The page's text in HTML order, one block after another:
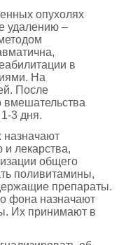
опухолях
удалению –
в
На
После
вмешательства
3 дня.
назначают
лекарства,
общего
поливитамины,
препараты.
фона назначают
Их принимают в